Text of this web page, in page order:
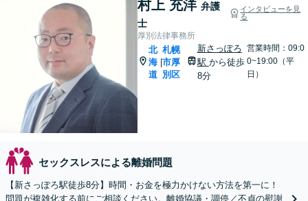
村上 充洋 弁護
士
インタビューを見
る
厚別法律事務所
北
海
道
|
札幌
市厚
別区
新さっぽろ
駅 から徒歩
8分
営業時間：09:0
0~19:00（平
日）
セックスレスによる離婚問題
【新さっぽろ駅徒歩8分】時間・お金を極力かけない方法を第一に！
問題が複雑化する前にご相談ください。離婚協議・調停／不貞の慰謝